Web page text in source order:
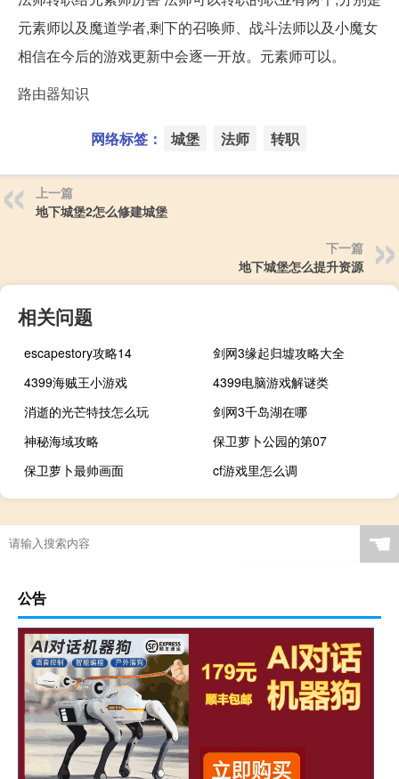
元素师以及魔道学者,剩下的召唤师、战斗法师以及小魔女
相信在今后的游戏更新中会逐一开放。元素师可以。
路由器知识
网络标签： 城堡 法师 转职
上一篇
地下城堡2怎么修建城堡
下一篇
地下城堡怎么提升资源
相关问题
escapestory攻略14
剑网3缘起归墟攻略大全
4399海贼王小游戏
4399电脑游戏解谜类
消逝的光芒特技怎么玩
剑网3千岛湖在哪
神秘海域攻略
保卫萝卜公园的第07
保卫萝卜最帅画面
cf游戏里怎么调
☚
公告